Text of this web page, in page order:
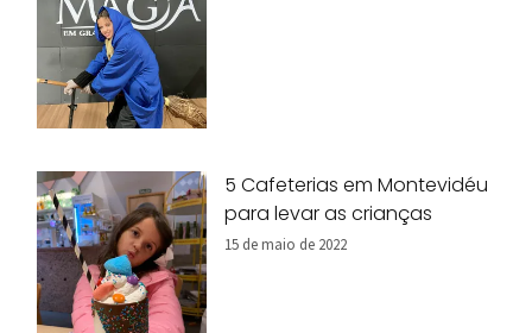
5 Cafeterias em Montevidéu
para levar as crianças
15 de maio de 2022